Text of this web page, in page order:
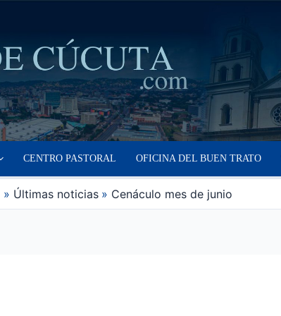
CENTRO PASTORAL OFICINA DEL BUEN TRATO
Últimas noticias Cenáculo mes de junio